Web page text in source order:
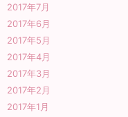
2017年7月
2017年6月
2017年5月
2017年4月
2017年3月
2017年2月
2017年1月